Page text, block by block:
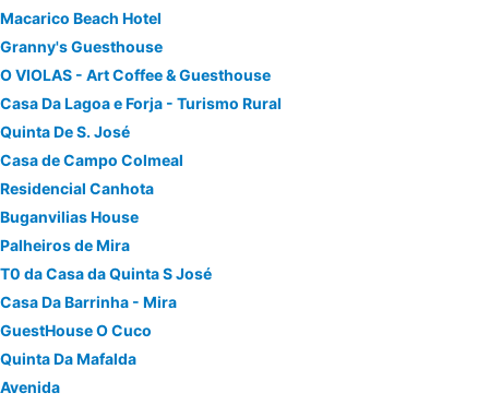
Macarico Beach Hotel
Granny's Guesthouse
O VIOLAS - Art Coffee & Guesthouse
Casa Da Lagoa e Forja - Turismo Rural
Quinta De S. José
Casa de Campo Colmeal
Residencial Canhota
Buganvilias House
Palheiros de Mira
T0 da Casa da Quinta S José
Casa Da Barrinha - Mira
GuestHouse O Cuco
Quinta Da Mafalda
Avenida